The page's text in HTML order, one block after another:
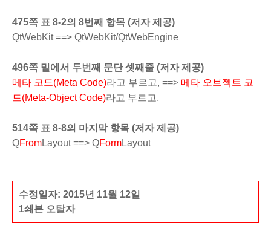
475쪽 표 8-2의 8번째 항목 (저자 제공)
QtWebKit ==> QtWebKit/QtWebEngine
496쪽 밑에서 두번째 문단 셋째줄 (저자 제공)
메타 코드(Meta Code)라고 부르고, ==> 메타 오브젝트 코
드(Meta-Object Code)라고 부르고,
514쪽 표 8-8의 마지막 항목 (저자 제공)
QFromLayout ==> QFormLayout
수정일자: 2015년 11월 12일
1쇄본 오탈자